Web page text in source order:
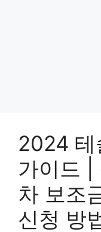
2024 테
가이드 |
차 보조
신청 방